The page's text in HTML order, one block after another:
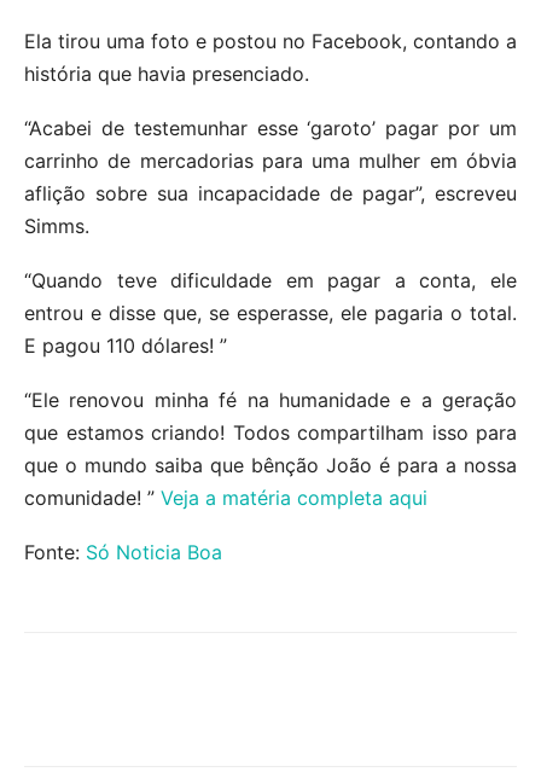
Ela tirou uma foto e postou no Facebook, contando a
história que havia presenciado.
“Acabei de testemunhar esse ‘garoto’ pagar por um
carrinho de mercadorias para uma mulher em óbvia
aflição sobre sua incapacidade de pagar”, escreveu
Simms.
“Quando teve dificuldade em pagar a conta, ele
entrou e disse que, se esperasse, ele pagaria o total.
E pagou 110 dólares! ”
“Ele renovou minha fé na humanidade e a geração
que estamos criando! Todos compartilham isso para
que o mundo saiba que bênção João é para a nossa
comunidade! ” Veja a matéria completa aqui
Fonte: Só Noticia Boa